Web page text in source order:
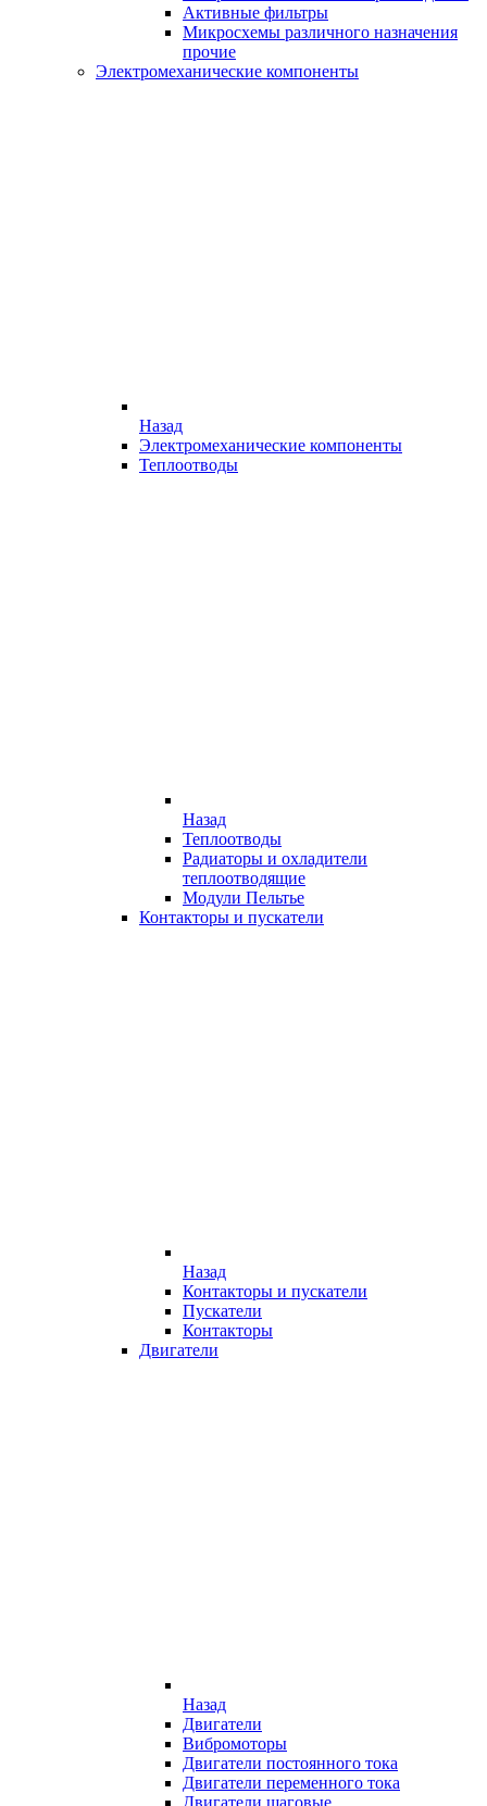
Активные фильтры
Микросхемы различного назначения
прочие
Электромеханические компоненты
Назад
Электромеханические компоненты
Теплоотводы
Назад
Теплоотводы
Радиаторы и охладители
теплоотводящие
Модули Пельтье
Контакторы и пускатели
Назад
Контакторы и пускатели
Пускатели
Контакторы
Двигатели
Назад
Двигатели
Вибромоторы
Двигатели постоянного тока
Двигатели переменного тока
Двигатели шаговые